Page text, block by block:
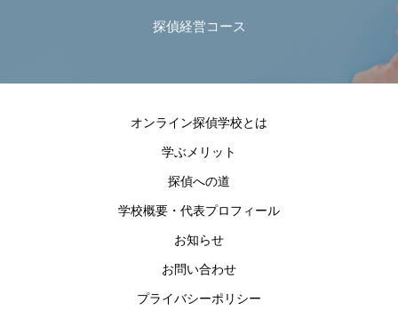
探偵経営コース
オンライン探偵学校とは
学ぶメリット
探偵への道
学校概要・代表プロフィール
お知らせ
お問い合わせ
プライバシーポリシー